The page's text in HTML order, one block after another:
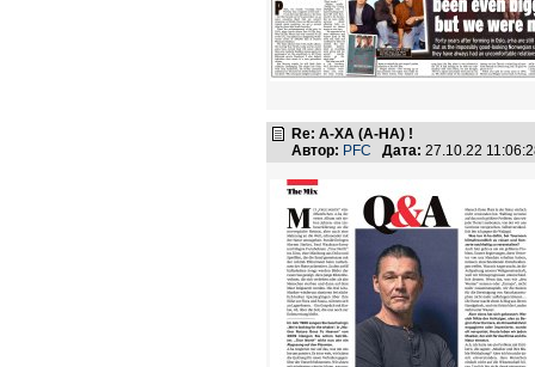
Re: А-ХА (A-HA) !
Автор: PFC Дата: 27.10.22